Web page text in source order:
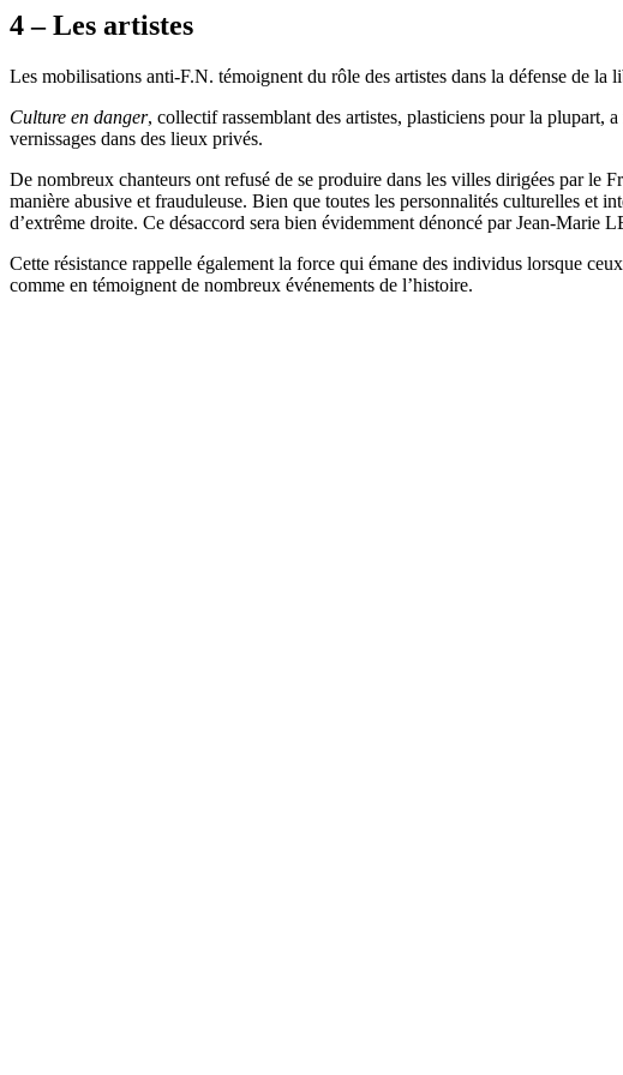
4 – Les artistes
Les mobilisations anti-F.N. témoignent du rôle des artistes dans la défense de la
Culture en danger, collectif rassemblant des artistes, plasticiens pour la plupart,
vernissages dans des lieux privés.
De nombreux chanteurs ont refusé de se produire dans les villes dirigées par le
manière abusive et frauduleuse. Bien que toutes les personnalités culturelles et
d’extrême droite. Ce désaccord sera bien évidemment dénoncé par Jean-Marie
Cette résistance rappelle également la force qui émane des individus lorsque
comme en témoignent de nombreux événements de l’histoire.